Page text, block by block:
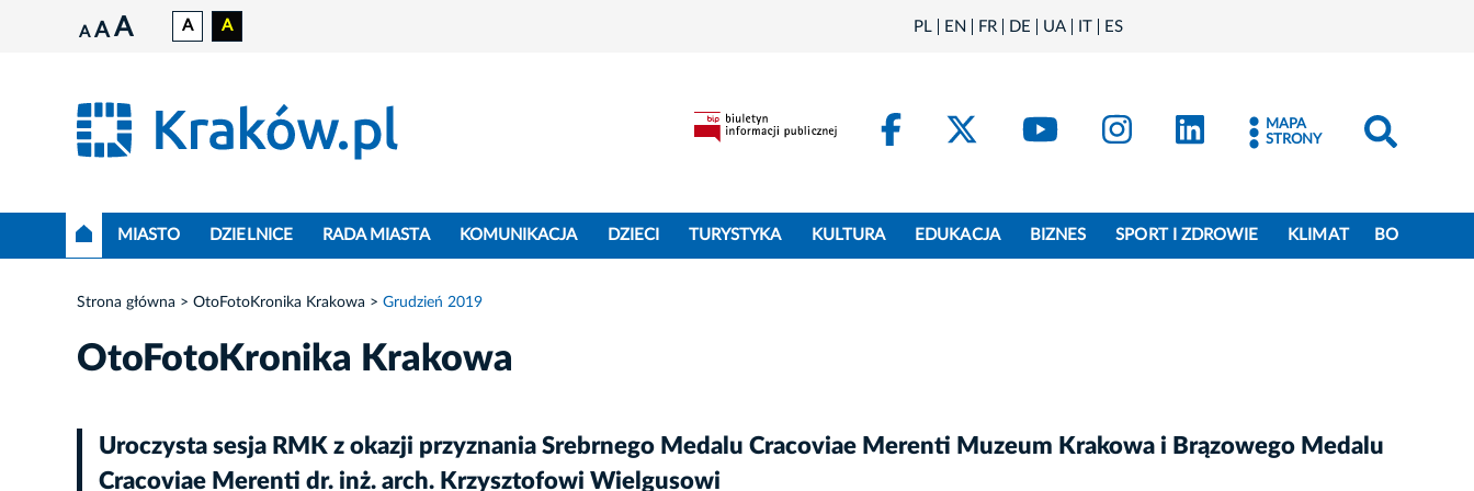
A A A A A PL EN FR DE UA IT ES
FacebookKraków - X
Kraków - YouTube
Kraków - Instagram
Kraków - LinkedIn
MAPA
STRONY
MIASTO DZIELNICE RADA MIASTA KOMUNIKACJA DZIECI TURYSTYKA KULTURA EDUKACJA BIZNES SPORT I ZDROWIE KLIMAT BO
Strona główna OtoFotoKronika Krakowa Grudzień 2019
OtoFotoKronika Krakowa
Uroczysta sesja RMK z okazji przyznania Srebrnego Medalu Cracoviae Merenti Muzeum Krakowa i Brązowego Medalu
Cracoviae Merenti dr. inż. arch. Krzysztofowi Wielgusowi